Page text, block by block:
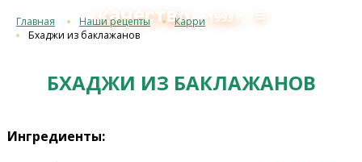
качествос 1993 г. ≡
Главная Наши рецепты
Карри
Бхаджи из баклажанов
БХАДЖИ ИЗ БАКЛАЖАНОВ
Ингредиенты: